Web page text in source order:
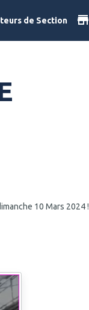
de Section
10 Mars 2024 !